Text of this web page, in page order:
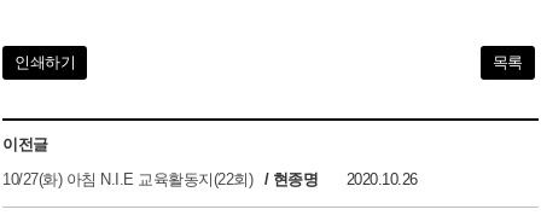
인쇄하기 목록
이전글
10/27(화) 아침 N.I.E 교육활동지(22회)
/ 현종명 2020.10.26